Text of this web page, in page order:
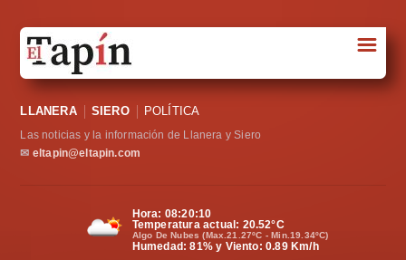
Sociedad
Política
☰
LLANERA SIERO POLÍTICA
Las noticias y la información de Llanera y Siero
✉ eltapin@eltapin.com
Hora: 08:20:11
Temperatura actual: 20.52°C
Algo De Nubes (Max.21.27ºC - Min.19.34ºC)
Humedad: 81% y Viento: 0.89 Km/h